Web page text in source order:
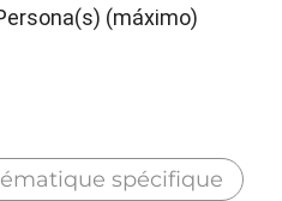
(máximo)
spécifique